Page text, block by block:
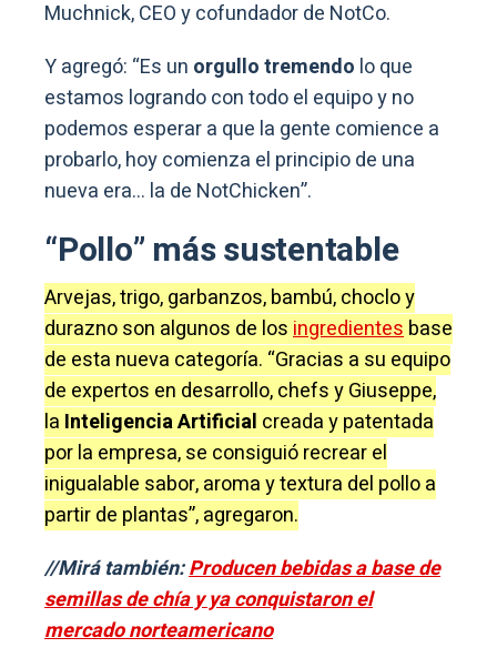
Muchnick, CEO y cofundador de NotCo.
Y agregó: “Es un orgullo tremendo lo que
estamos logrando con todo el equipo y no
podemos esperar a que la gente comience a
probarlo, hoy comienza el principio de una
nueva era… la de NotChicken”.
“Pollo” más sustentable
Arvejas, trigo, garbanzos, bambú, choclo y
durazno son algunos de losingredientesbase
de esta nueva categoría. “Gracias a su equipo
de expertos en desarrollo, chefs y Giuseppe,
la Inteligencia Artificial creada y patentada
por la empresa, se consiguió recrear el
inigualable sabor, aroma y textura del pollo a
partir de plantas”, agregaron.
//Mirá también:Producen bebidas a base de
semillas de chía y ya conquistaron el
mercado norteamericano